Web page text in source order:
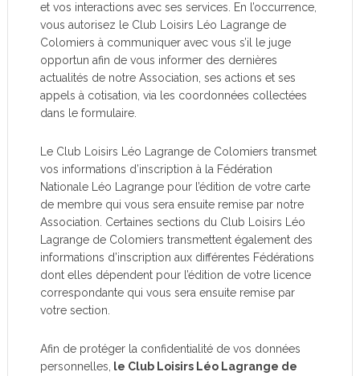
et vos interactions avec ses services. En l’occurrence,
vous autorisez le Club Loisirs Léo Lagrange de
Colomiers à communiquer avec vous s’il le juge
opportun afin de vous informer des dernières
actualités de notre Association, ses actions et ses
appels à cotisation, via les coordonnées collectées
dans le formulaire.
Le Club Loisirs Léo Lagrange de Colomiers transmet
vos informations d’inscription à la Fédération
Nationale Léo Lagrange pour l’édition de votre carte
de membre qui vous sera ensuite remise par notre
Association. Certaines sections du Club Loisirs Léo
Lagrange de Colomiers transmettent également des
informations d’inscription aux différentes Fédérations
dont elles dépendent pour l’édition de votre licence
correspondante qui vous sera ensuite remise par
votre section.
Afin de protéger la confidentialité de vos données
personnelles,
le Club Loisirs Léo Lagrange de